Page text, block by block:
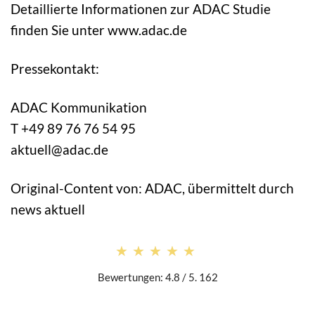
Detaillierte Informationen zur ADAC Studie
finden Sie unter www.adac.de
Pressekontakt:
ADAC Kommunikation
T +49 89 76 76 54 95
aktuell@adac.de
Original-Content von: ADAC, übermittelt durch
news aktuell
★★★★★
★★★★★
Bewertungen: 4.8 / 5. 162